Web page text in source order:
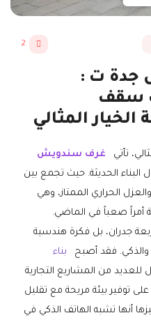
2
جدة ت :
تركيب سقف
المثالي
تأتي
غرف سندويش
البناء الحديثة. حيث تجمع بين
الحراري الممتاز، وهي
صعباً في الماضي.
جدران، بل فكرة هندسية
والذكي. فقد أصبح
بناء
للعديد من المشاريع التجارية
توفير بيئة مريحة مع تقليل
أنها تشبه الهاتف الذكي في